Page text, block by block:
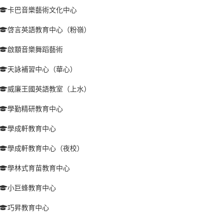
卡巴音樂藝術文化中心
啓言英語教育中心（粉嶺）
啟顬音樂舞蹈藝術
天詠補習中心（華心）
威廉王國英語教室（上水）
學勤精研教育中心
學成軒教育中心
學成軒教育中心（夜校）
學林式育苗教育中心
小巨蜂教育中心
巧昇教育中心